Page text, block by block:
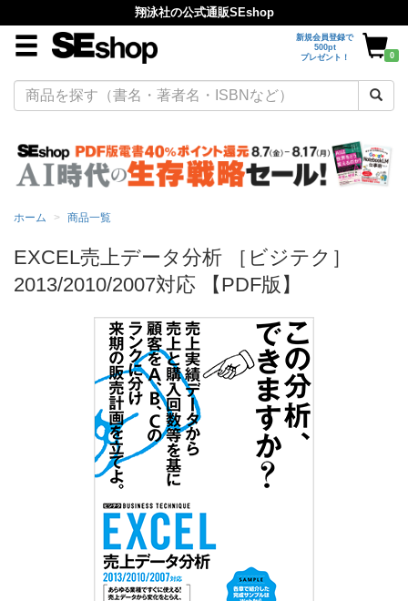
翔泳社の公式通販SEshop
新規会員登録で
500pt
プレゼント！
0
ホーム 商品一覧
EXCEL売上データ分析 ［ビジテク］
2013/2010/2007対応 【PDF版】